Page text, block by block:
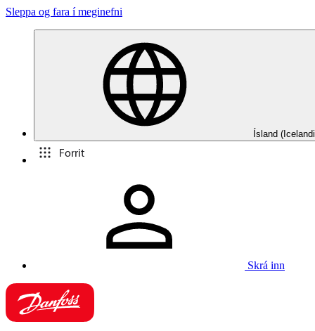
Sleppa og fara í meginefni
Ísland
Forrit
Skrá inn